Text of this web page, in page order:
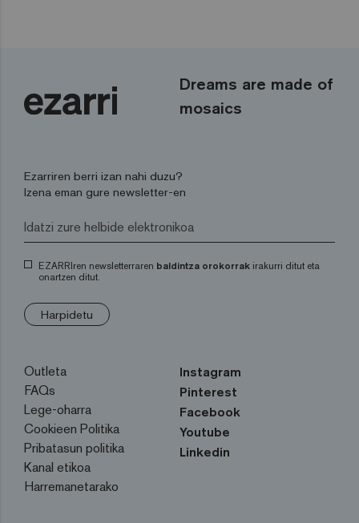
Dreams are made of
mosaics
Ezarriren berri izan nahi duzu?
Izena eman gure newsletter-en
EZARRIren newsletterraren baldintza orokorrak irakurri ditut eta
onartzen ditut.
Harpidetu
Outleta
FAQs
Lege-oharra
Cookieen Politika
Pribatasun politika
Kanal etikoa
Harremanetarako
Instagram
Pinterest
Facebook
Youtube
Linkedin